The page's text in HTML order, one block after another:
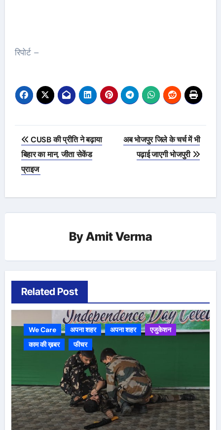
रिपोर्ट –
Post
navigation
CUSB की प्रीति ने बढ़ाया
बिहार का मान, जीता सेकेंड
प्राइज
अब भोजपुर जिले के चर्च में भी
पढ़ाई जाएगी भोजपुरी
ByAmit Verma
Related Post
We Care अपना शहर अपना शहर
एजुकेशन
काम की ख़बर
फीचर